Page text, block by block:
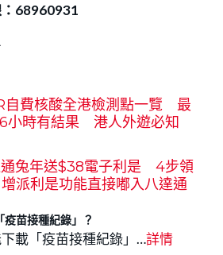
68960931
自費核酸全港檢測點一覽 最
小時有結果 港人外遊必知
通兔年送$38電子利是 4步領
派利是功能直接嘟入八達通
苗接種紀錄」？
載「疫苗接種紀錄」…詳情